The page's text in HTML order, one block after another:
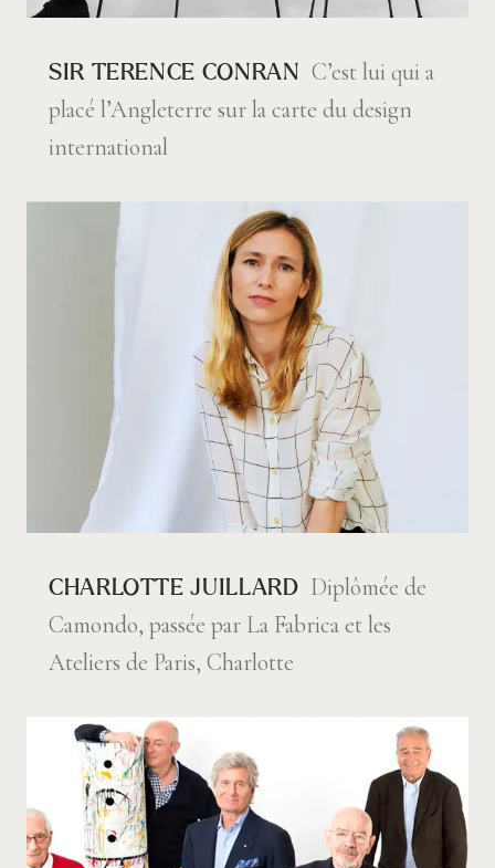
SIR TERENCE CONRAN C’est lui qui a
placé l’Angleterre sur la carte du design
international
CHARLOTTE JUILLARD Diplômée de
Camondo, passée par La Fabrica et les
Ateliers de Paris, Charlotte